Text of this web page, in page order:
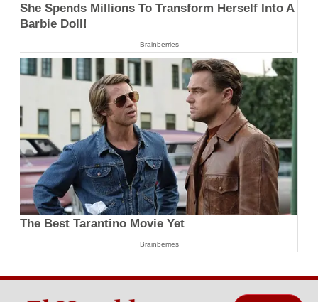
She Spends Millions To Transform Herself Into A
Barbie Doll!
Brainberries
The Best Tarantino Movie Yet
Brainberries